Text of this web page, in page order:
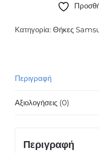
Jelly
Black
ποσότητα
Κατηγορία: Θήκες
Περιγραφή
Αξιολογήσεις (0)
Περιγραφή